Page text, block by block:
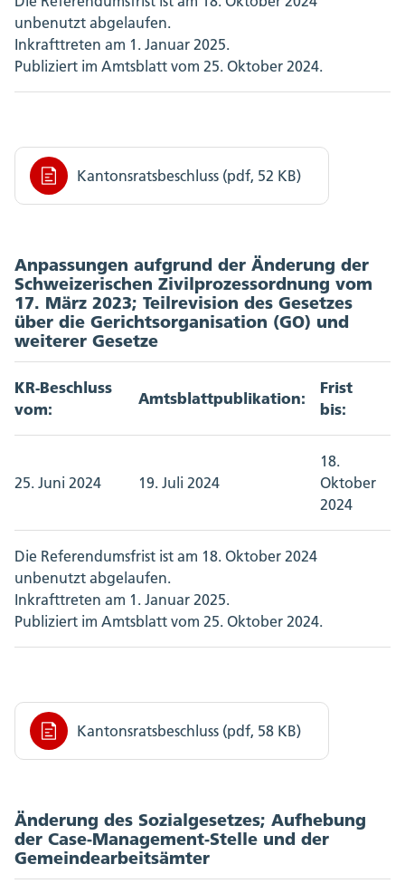
unbenutzt abgelaufen.
Inkrafttreten am 1. Januar 2025.
Publiziert im Amtsblatt vom 25. Oktober 2024.
Kantonsratsbeschluss (pdf, 52 KB)
Anpassungen aufgrund der Änderung der
Schweizerischen Zivilprozessordnung vom
17. März 2023; Teilrevision des Gesetzes
über die Gerichtsorganisation (GO) und
weiterer Gesetze
KR-Beschluss
vom:
Amtsblattpublikation:
Frist
bis:
25. Juni 2024 19. Juli 2024
18.
Oktober
2024
Die Referendumsfrist ist am 18. Oktober 2024
unbenutzt abgelaufen.
Inkrafttreten am 1. Januar 2025.
Publiziert im Amtsblatt vom 25. Oktober 2024.
Kantonsratsbeschluss (pdf, 58 KB)
Änderung des Sozialgesetzes; Aufhebung
der Case-Management-Stelle und der
Gemeindearbeitsämter